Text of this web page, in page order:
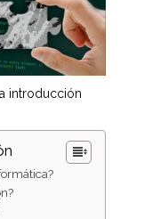
introducción